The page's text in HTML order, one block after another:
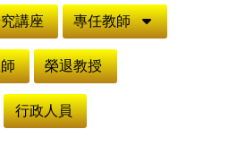
講座 專任教師
榮退教授
行政人員